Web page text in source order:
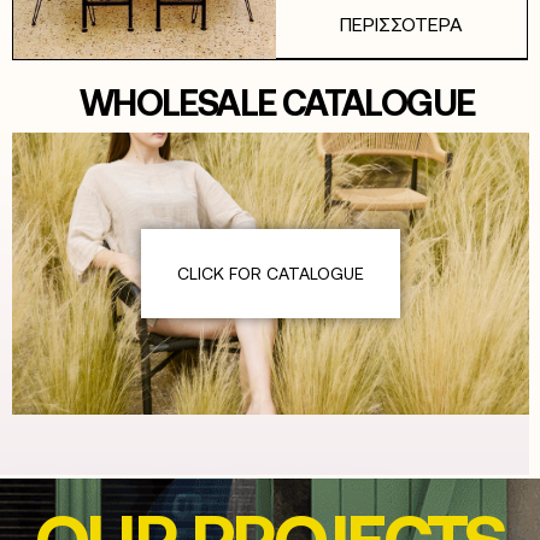
ΠΕΡΙΣΣΟΤΕΡΑ
WHOLESALE CATALOGUE
CLICK FOR CATALOGUE